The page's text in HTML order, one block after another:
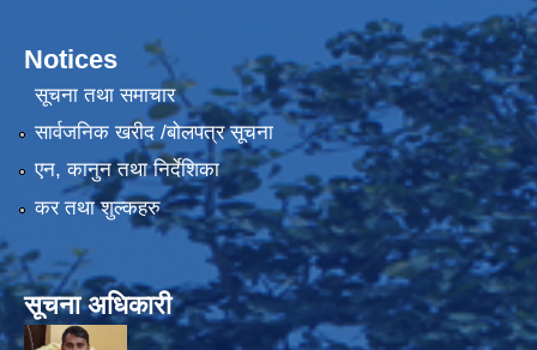
Notices
सूचना तथा समाचार
सार्वजनिक खरीद /बोलपत्र सूचना
एन, कानुन तथा निर्देशिका
कर तथा शुल्कहरु
सूचना अधिकारी